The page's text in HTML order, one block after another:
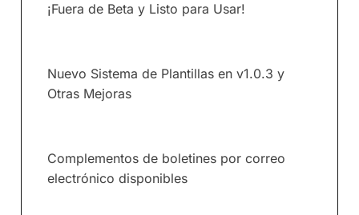
¡Fuera de Beta y Listo para Usar!
Nuevo Sistema de Plantillas en v1.0.3 y
Otras Mejoras
Complementos de boletines por correo
electrónico disponibles